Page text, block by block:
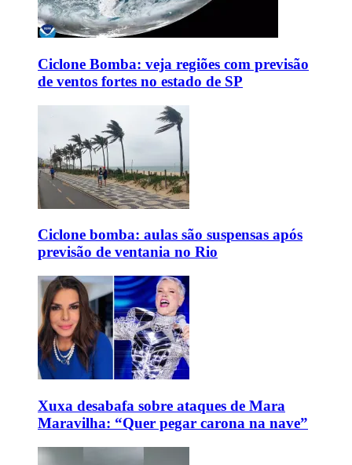
Ciclone Bomba: veja regiões com previsão
de ventos fortes no estado de SP
Ciclone bomba: aulas são suspensas após
previsão de ventania no Rio
Xuxa desabafa sobre ataques de Mara
Maravilha: “Quer pegar carona na nave”